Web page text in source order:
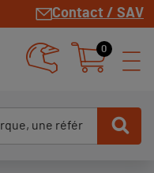
Contact / SAV
0